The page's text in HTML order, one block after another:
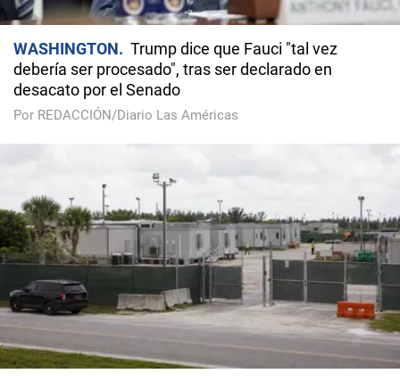
WASHINGTON
Trump dice que Fauci "tal vez
debería ser procesado", tras ser declarado en
desacato por el Senado
Por REDACCIÓN/Diario Las Américas